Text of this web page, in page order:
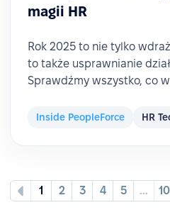
magii HR
Rok 2025 to nie tylko
to także usprawnianie
Sprawdźmy wszystko, co
Inside PeopleForce HR
1 2 3 4 5 ... 10